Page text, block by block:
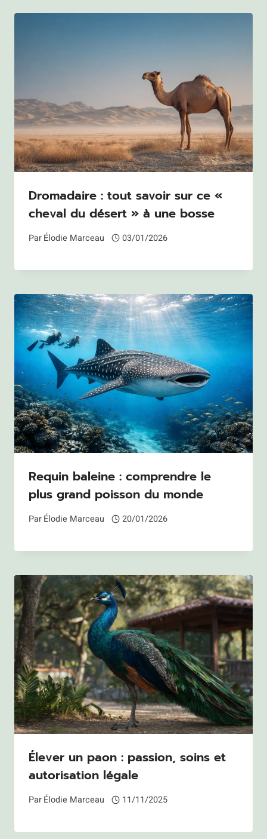
Dromadaire : tout savoir sur ce «
cheval du désert » à une bosse
ParÉlodie Marceau 03/01/2026
Requin baleine : comprendre le
plus grand poisson du monde
ParÉlodie Marceau 20/01/2026
Élever un paon : passion, soins et
autorisation légale
ParÉlodie Marceau 11/11/2025